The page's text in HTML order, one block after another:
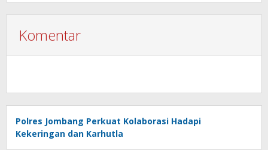
Komentar
Polres Jombang Perkuat Kolaborasi Hadapi
Kekeringan dan Karhutla